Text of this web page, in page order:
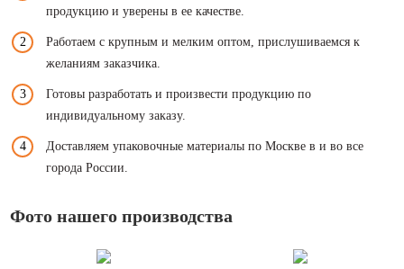
продукцию и уверены в ее качестве.
Работаем с крупным и мелким оптом, прислушиваемся к
желаниям заказчика.
Готовы разработать и произвести продукцию по
индивидуальному заказу.
Доставляем упаковочные материалы по Москве в и во все
города России.
Фото нашего производства